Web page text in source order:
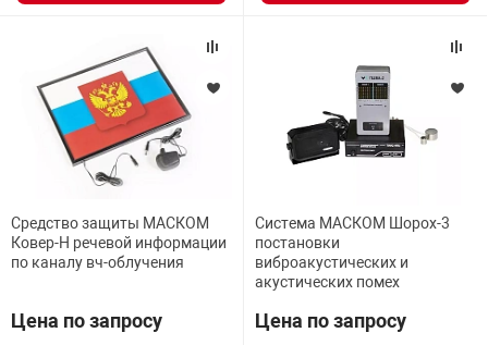
Средство защиты МАСКОМ
Ковер-Н речевой информации
по каналу вч-облучения
Цена по запросу
Система МАСКОМ Шорох-3
постановки
виброакустических и
акустических помех
Цена по запросу